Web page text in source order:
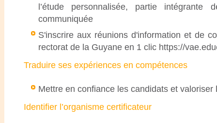
l’étude personnalisée, partie intégrante
communiquée
S'inscrire aux réunions d'information et de
rectorat de la Guyane en 1 clic https://
Traduire ses expériences en compétences
Mettre en confiance les candidats et valoriser
Identifier l’organisme certificateur